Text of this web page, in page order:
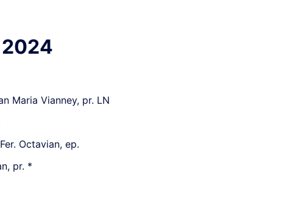
2024
Maria Vianney, pr. LN
Octavian, ep.
pr. *